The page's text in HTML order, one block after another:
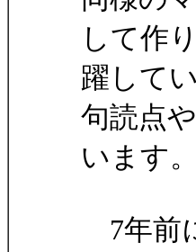
して作
躍して
句読点
います。
7年前